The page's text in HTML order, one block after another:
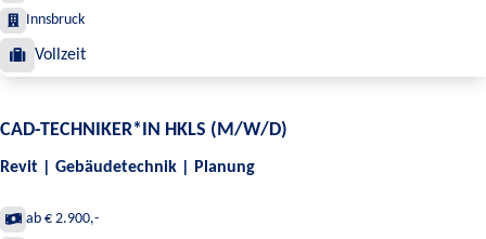
Innsbruck
Vollzeit
CAD-TECHNIKER*IN HKLS (M/W/D)
Revit | Gebäudetechnik | Planung
ab € 2.900,-